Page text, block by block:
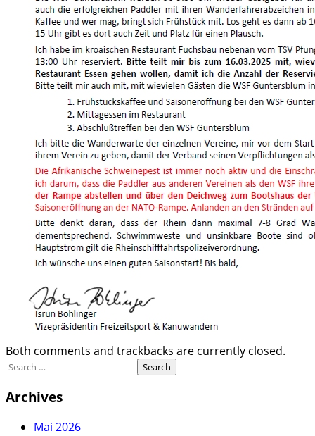
Both comments and trackbacks are currently closed.
Archives
Mai 2026